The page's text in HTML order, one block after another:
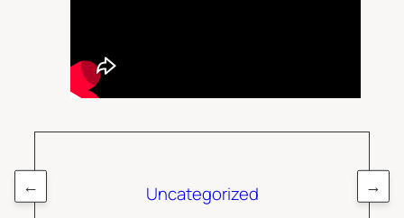
Uncategorized
← →